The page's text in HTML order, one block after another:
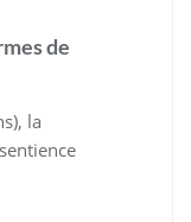
de
la